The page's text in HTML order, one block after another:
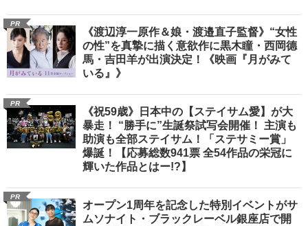
PR
《渡辺淳一原作＆娘・渡邉直子監督》“女性
の性”を真摯に描く意欲作に黒木瞳・西岡德
馬・吉田羊が出演決定！《映画『月がみて
いる』》
PR
《祝59歳》日本中の【ステイサム愛】が大
暴走！ “勝手に”生誕祭試写会開催！ 主演も
助演も全部ステイサム！「ステサミー賞」
爆誕！【応募総数941票 全54作品の栄冠に
輝いた作品とはー!?】
PR
オープン1周年を記念した特別イベントがサ
ムソナイト・ブラックレーベル銀座店で開